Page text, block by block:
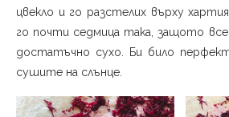
цвекло и го разстелих върху
го почти седмица така, защото
достатъчно сухо. Би било
сушите на слънце.